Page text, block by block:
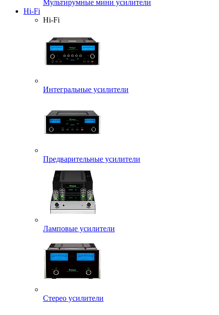
Мультирумные мини усилители
Hi-Fi
Hi-Fi
Интегральные усилители
Предварительные усилители
Ламповые усилители
Стерео усилители